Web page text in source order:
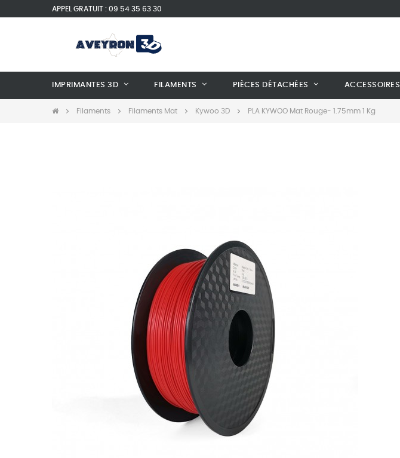
APPEL GRATUIT : 09 54 35 63 30
IMPRIMANTES 3D FILAMENTS PIÈCES DÉTACHÉES ACCESSOIRES
Filaments Filaments Mat Kywoo 3D PLA KYWOO Mat Rouge- 1.75mm 1 Kg